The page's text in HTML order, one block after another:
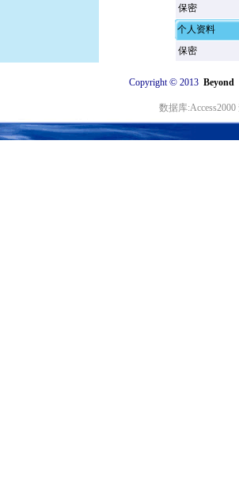
保密
个人资料
保密
Copyright©2013
数据库